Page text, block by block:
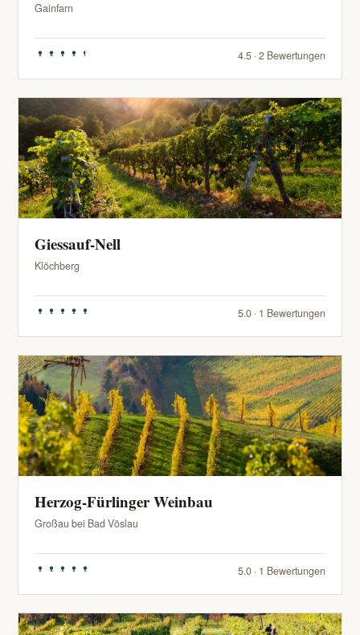
Gainfarn
4.5 · 2 Bewertungen
Giessauf-Nell
Klöchberg
5.0 · 1 Bewertungen
Herzog-Fürlinger Weinbau
Großau bei Bad Vöslau
5.0 · 1 Bewertungen